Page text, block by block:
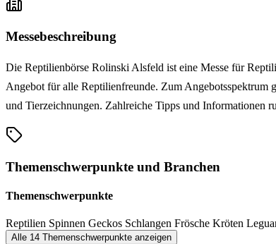
Messebeschreibung
Die Reptilienbörse Rolinski Alsfeld ist eine Messe für
Angebot für alle Reptilienfreunde. Zum Angebotsspektrum
und Tierzeichnungen. Zahlreiche Tipps und Informationen
Themenschwerpunkte und Branchen
Themenschwerpunkte
Reptilien Spinnen Geckos Schlangen Frösche Kröten
Alle 14 Themenschwerpunkte anzeigen